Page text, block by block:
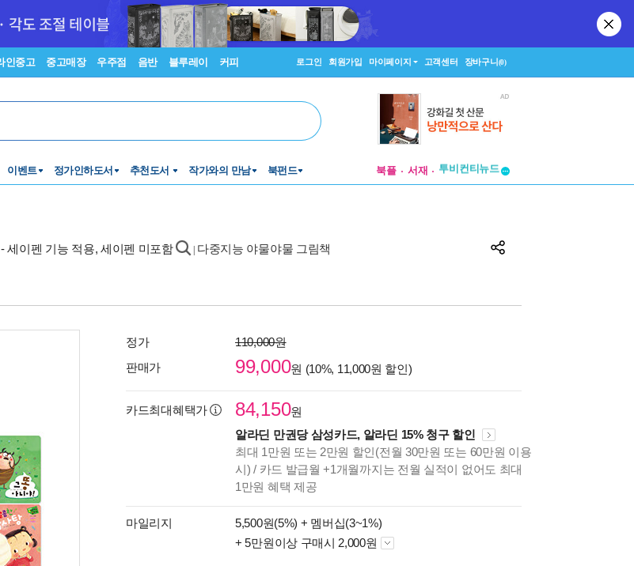
인중고 중고매장 우주점 음반 블루레이 커피 로그인 회원가입 마이페이지 고객센터 장바구니(0)
이벤트 정가인하도서 추천도서 작가와의 만남 북펀드 북플 서재
창작플랫폼
- 세이펜 기능 적용, 세이펜 미포함 다중지능 야물야물 그림책
정가
110,000원
판매가
99,000원 (10%, 11,000원 할인)
카드최대혜택가 84,150원
알라딘 만권당 삼성카드, 알라딘 15% 청구 할인
최대 1만원 또는 2만원 할인(전월 30만원 또는 60만원 이용
시) / 카드 발급월 +1개월까지는 전월 실적이 없어도 최대
1만원 혜택 제공
마일리지 5,500원(5%) + 멤버십(3~1%)
+ 5만원이상 구매시 2,000원